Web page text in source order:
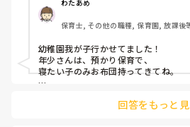
保育園では当たり前なのでしょうか？
園に合わせてとか、他の子供達に合
結局保育士が他の仕事をするための
であって子供達のためではないので
思うのですが…。
お昼寝が本当に必要であれば幼稚園
授業も当たり前で17時とかにお迎え
わたあめ
保育士, その他の職種, 保育園, 放課後
幼稚園我が子行かせてました！
年少さんは、預かり保育で、
寝たい子のみお布団持ってきてね。
回答をもっと